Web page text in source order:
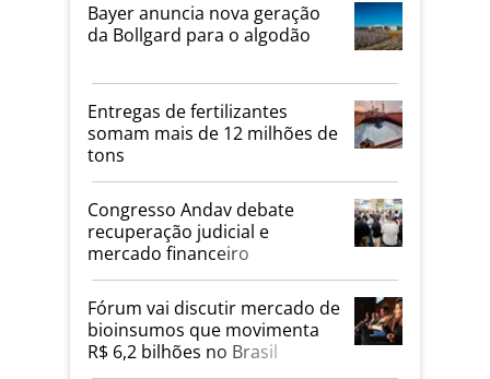
Bayer anuncia nova geração
da Bollgard para o algodão
Entregas de fertilizantes
somam mais de 12 milhões de
tons
Congresso Andav debate
recuperação judicial e
mercado financeiro
Fórum vai discutir mercado de
bioinsumos que movimenta
R$ 6,2 bilhões no Brasil